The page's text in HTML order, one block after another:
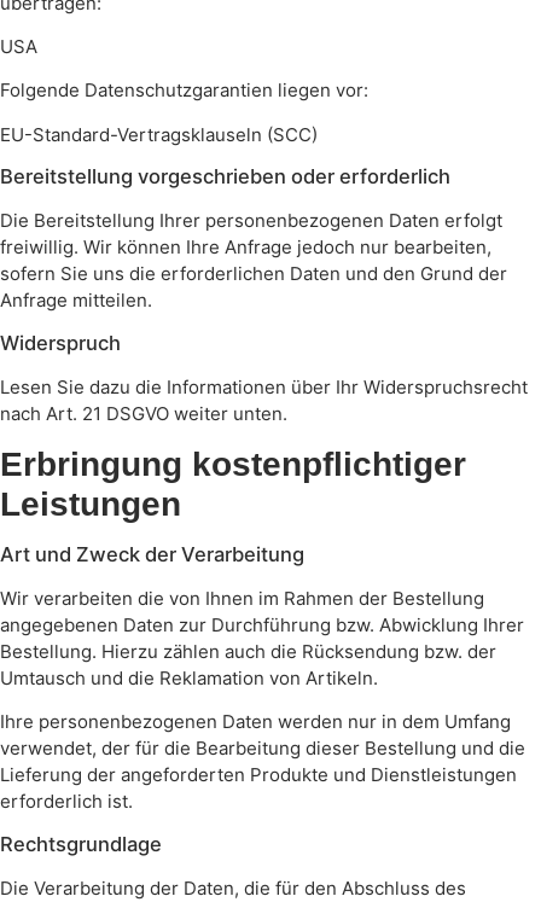
USA
Folgende Datenschutzgarantien liegen vor:
EU-Standard-Vertragsklauseln (SCC)
Bereitstellung vorgeschrieben oder erforderlich
Die Bereitstellung Ihrer personenbezogenen Daten erfolgt
freiwillig. Wir können Ihre Anfrage jedoch nur bearbeiten,
sofern Sie uns die erforderlichen Daten und den Grund der
Anfrage mitteilen.
Widerspruch
Lesen Sie dazu die Informationen über Ihr Widerspruchsrecht
nach Art. 21 DSGVO weiter unten.
Erbringung kostenpflichtiger
Leistungen
Art und Zweck der Verarbeitung
Wir verarbeiten die von Ihnen im Rahmen der Bestellung
angegebenen Daten zur Durchführung bzw. Abwicklung Ihrer
Bestellung. Hierzu zählen auch die Rücksendung bzw. der
Umtausch und die Reklamation von Artikeln.
Ihre personenbezogenen Daten werden nur in dem Umfang
verwendet, der für die Bearbeitung dieser Bestellung und die
Lieferung der angeforderten Produkte und Dienstleistungen
erforderlich ist.
Rechtsgrundlage
Die Verarbeitung der Daten, die für den Abschluss des